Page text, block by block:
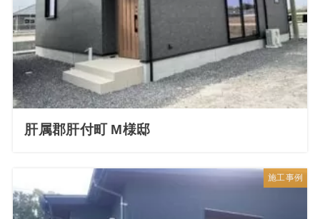
肝属郡肝付町 M様邸
施工事例